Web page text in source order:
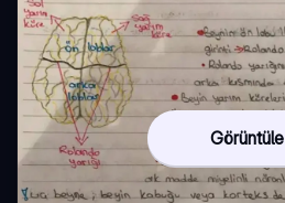
Görüntüle